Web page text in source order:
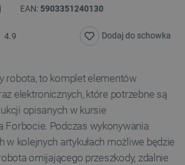
EAN: 5903351240130
4.9 Dodaj do schowka
robota, to komplet elementów
elektronicznych, które potrzebne są
opisanych w kursie
Forbocie. Podczas wykonywania
w kolejnych artykułach możliwe będzie
omijającego przeszkody, zdalnie